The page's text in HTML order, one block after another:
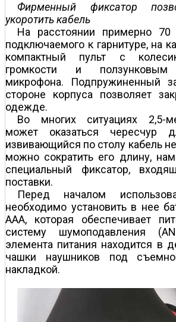
Фирменный фиксатор
укоротить кабель
На расстоянии примерно
подключаемого к гарнитуре, на
компактный пульт с
громкости и ползунковым
микрофона. Подпружиненный
стороне корпуса позволяет
одежде.
Во многих ситуациях 2,5-
может оказаться чересчур
извивающийся по столу кабель
можно сократить его длину,
специальный фиксатор,
поставки.
Перед началом
необходимо установить в нее
ААА, которая обеспечивает
систему шумоподавления
элемента питания находится в
чашки наушников под
накладкой.